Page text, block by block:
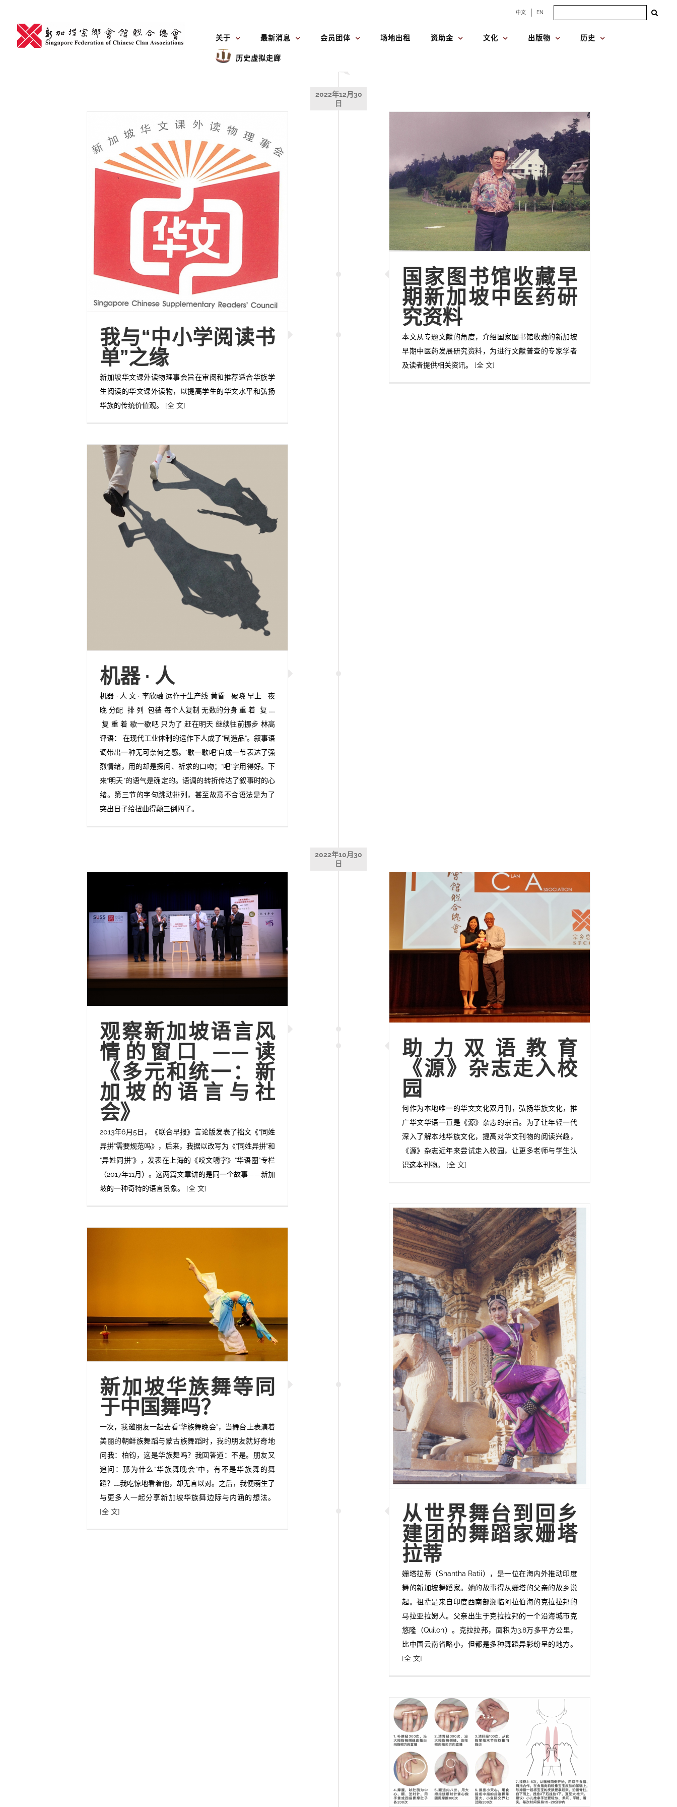
content
中文 EN
关于
最新消息 会员团体 场地出租 资助金 文化 出版物 历史
历史虚拟走廊
2022年12月30
日
我与“中小学阅读书
单”之缘
新加坡华文课外读物理事会旨在审阅和推荐适合华族学
生阅读的华文课外读物，以提高学生的华文水平和弘扬
华族的传统价值观。 [全 文]
国家图书馆收藏早
期新加坡中医药研
究资料
本文从专题文献的角度，介绍国家图书馆收藏的新加坡
早期中医药发展研究资料，为进行文献普查的专家学者
及读者提供相关资讯。 [全 文]
机器 · 人
机器 · 人 文 · 李欣融 运作于生产线 黄昏 破晓 早上 夜
晚 分配 排 列 包装 每个人复制 无数的分身 重 着 复 ……
复 重 着 歇一歇吧 只为了 赶在明天 继续往前挪步 林高
评语： 在现代工业体制的运作下人成了“制造品”。叙事语
调带出一种无可奈何之感。“歇一歇吧”自成一节表达了强
烈情绪，用的却是探问、祈求的口吻；“吧”字用得好。下
来“明天”的语气是确定的。语调的转折传达了叙事时的心
绪。第三节的字句跳动排列，甚至故意不合语法是为了
突出日子给扭曲得颠三倒四了。
2022年10月30
日
助力双语教育
《源》杂志走入校
园
何作为本地唯一的华文文化双月刊，弘扬华族文化，推
广华文华语一直是《源》杂志的宗旨。为了让年轻一代
深入了解本地华族文化，提高对华文刊物的阅读兴趣，
《源》杂志近年来尝试走入校园，让更多老师与学生认
识这本刊物。 [全 文]
观察新加坡语言风
情的窗口 ——读
《多元和统一：新
加坡的语言与社
会》
2013年6月5日，《联合早报》言论版发表了拙文《“同姓
异拼”需要规范吗》，后来，我据以改写为《“同姓异拼”和
“异姓同拼”》，发表在上海的《咬文嚼字》“华语圈”专栏
（2017年11月）。这两篇文章讲的是同一个故事——新加
坡的一种奇特的语言景象。 [全 文]
从世界舞台到回乡
建团的舞蹈家姗塔
拉蒂
姗塔拉蒂（Shantha Ratii），是一位在海内外推动印度
舞的新加坡舞蹈家。她的故事得从姗塔的父亲的故乡说
起。祖辈是来自印度西南部濒临阿拉伯海的克拉拉邦的
马拉亚拉姆人。父亲出生于克拉拉邦的一个沿海城市克
悠隆（Quilon）。克拉拉邦，面积为3.8万多平方公里，
比中国云南省略小，但都是多种舞蹈异彩纷呈的地方。
[全 文]
新加坡华族舞等同
于中国舞吗？
一次，我邀朋友一起去看“华族舞晚会”，当舞台上表演着
美丽的朝鲜族舞蹈与蒙古族舞蹈时，我的朋友就好奇地
问我：柏钧，这是华族舞吗？我回答道：不是。朋友又
追问：那为什么“华族舞晚会”中，有不是华族舞的舞
蹈？……我吃惊地看着他，却无言以对。之后，我便萌生了
与更多人一起分享新加坡华族舞边际与内涵的想法。
[全 文]